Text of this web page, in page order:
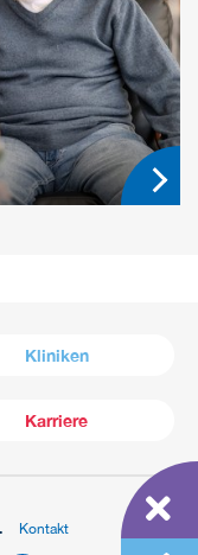
Kliniken
Karriere
Kontakt